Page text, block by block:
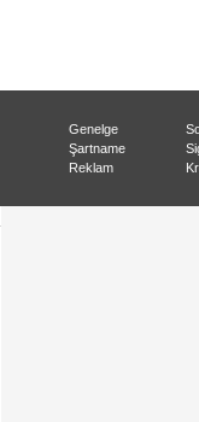
Genelge
Şartname
Reklam